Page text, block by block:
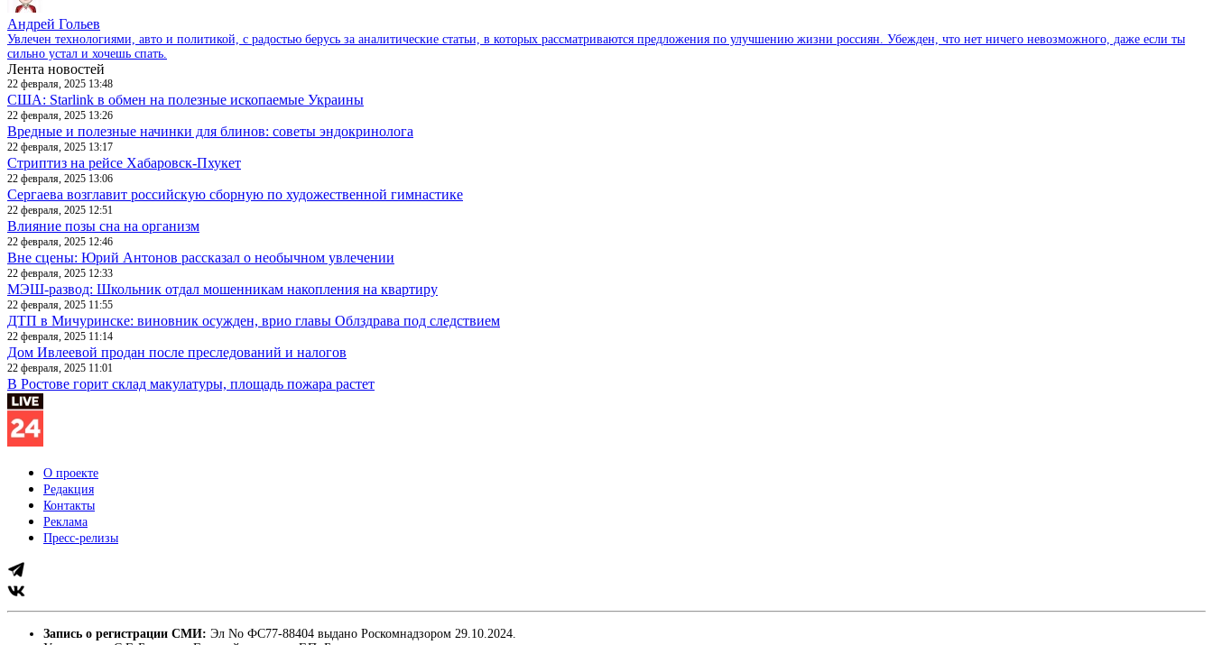
Андрей Гольев
Увлечен технологиями, авто и политикой, с радостью берусь за аналитические статьи, в которых рассматриваются предложения по улучшению жизни россиян. Убежден, что нет ничего невозможного, даже если ты
сильно устал и хочешь спать.
Лента новостей
22 февраля, 2025 13:48
США: Starlink в обмен на полезные ископаемые Украины
22 февраля, 2025 13:26
Вредные и полезные начинки для блинов: советы эндокринолога
22 февраля, 2025 13:17
Стриптиз на рейсе Хабаровск-Пхукет
22 февраля, 2025 13:06
Сергаева возглавит российскую сборную по художественной гимнастике
22 февраля, 2025 12:51
Влияние позы сна на организм
22 февраля, 2025 12:46
Вне сцены: Юрий Антонов рассказал о необычном увлечении
22 февраля, 2025 12:33
МЭШ-развод: Школьник отдал мошенникам накопления на квартиру
22 февраля, 2025 11:55
ДТП в Мичуринске: виновник осужден, врио главы Облздрава под следствием
22 февраля, 2025 11:14
Дом Ивлеевой продан после преследований и налогов
22 февраля, 2025 11:01
В Ростове горит склад макулатуры, площадь пожара растет
О проекте
Редакция
Контакты
Реклама
Пресс-релизы
Запись о регистрации СМИ: Эл No ФС77-88404 выдано Роскомнадзором 29.10.2024.